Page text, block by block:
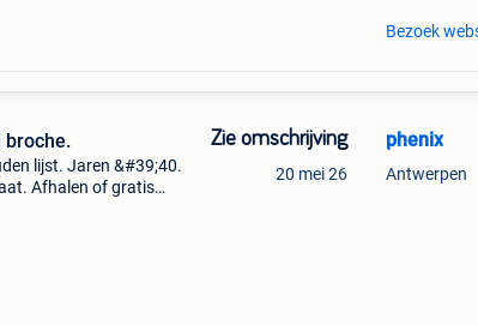
Bezoek
broche.
lijst. Jaren &#39;40.
Afhalen of gratis
Zie omschrijving
20 mei 26
phenix
Antwerpen